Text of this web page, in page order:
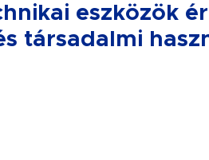
eszközök
társadalmi